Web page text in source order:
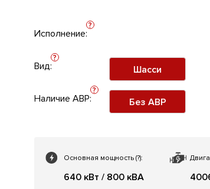
Исполнение:
?
Вид:
?
Шасси
Наличие АВР:
?
Без АВР
Основная мощность (?):
640 кВт / 800 кВА